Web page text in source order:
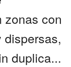
zonas con
duplica...